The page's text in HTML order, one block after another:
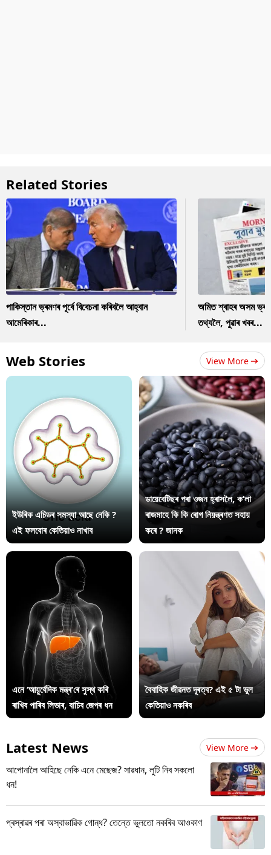
Related Stories
পাকিস্তান ভ্ৰমণৰ পূৰ্বে বিবেচনা কৰিবলৈ আহ্বান
আমেৰিকাৰ...
অমিত শ্বাহৰ অসম
তথ্যলৈ, পুৱাৰ খবৰ...
Web Stories View More
ইউৰিক এচিডৰ সমস্যা আছে নেকি ?
এই ফলবোৰ কেতিয়াও নাখাব
ডায়েবেটিছৰ পৰা ওজন হ্ৰাসলৈ, ক’লা
ৰাজমাহে কি কি ৰোগ নিয়ন্ত্ৰণত সহায়
কৰে ? জানক
এনে ‘আয়ুৰ্বেদিক মন্ত্ৰ’ৰে সুস্থ কৰি
ৰাখিব পাৰিব লিভাৰ, বাচিব জেপৰ ধন
বৈবাহিক জীৱনত দূৰত্ব? এই ৫ টা ভুল
কেতিয়াও নকৰিব
Latest News View More
আপোনালৈ আহিছে নেকি এনে মেছেজ? সাৱধান, লুটি নিব সকলো
ধন!
প্ৰস্ৰাৱৰ পৰা অস্বাভাৱিক গোন্ধ? তেন্তে ভুলতো নকৰিব আওকাণ